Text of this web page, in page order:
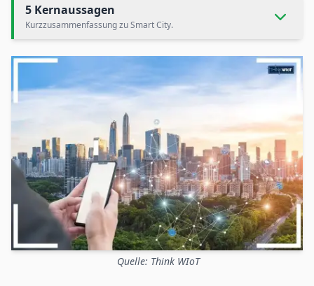
5 Kernaussagen
Kurzzusammenfassung zu Smart City.
Quelle: Think WIoT